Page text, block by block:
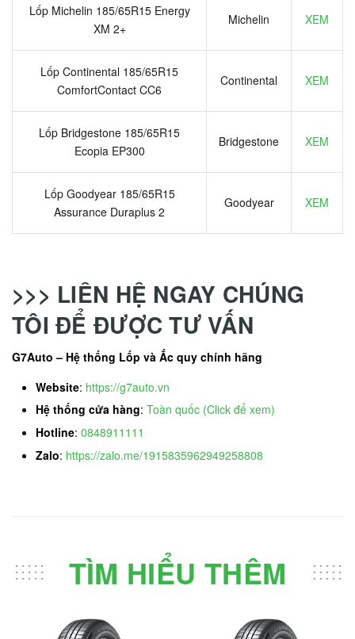
Lốp Michelin 185/65R15 Energy
XM 2+
Michelin XEM
Lốp Continental 185/65R15
ComfortContact CC6
Continental XEM
Lốp Bridgestone 185/65R15
Ecopia EP300
Bridgestone XEM
Lốp Goodyear 185/65R15
Assurance Duraplus 2
Goodyear XEM
>>> LIÊN HỆ NGAY CHÚNG
TÔI ĐỂ ĐƯỢC TƯ VẤN
G7Auto – Hệ thống Lốp và Ắc quy chính hãng
Website: https://g7auto.vn
Hệ thống cửa hàng: Toàn quốc (Click để xem)
Hotline: 0848911111
Zalo: https://zalo.me/1915835962949258808
TÌM HIỂU THÊM